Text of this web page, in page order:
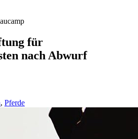
für
nach Abwurf
, Pferde